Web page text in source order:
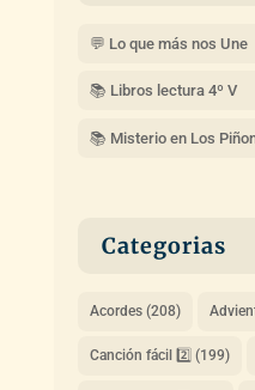
💬 Lo que más nos Une
📚 Libros lectura 4º V
📚 Misterio en Los
Categorias
Acordes(208)
Canción fácil 2️⃣ (199)